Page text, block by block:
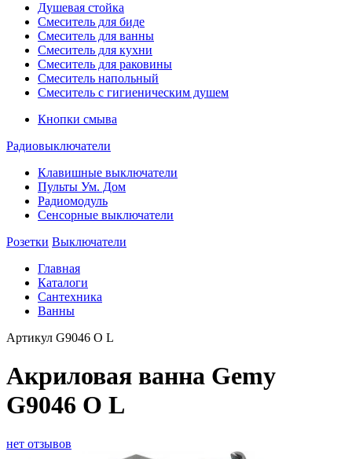
Душевая стойка
Смеситель для биде
Смеситель для ванны
Смеситель для кухни
Смеситель для раковины
Смеситель напольный
Смеситель с гигиеническим душем
Кнопки смыва
Радиовыключатели
Клавишные выключатели
Пульты Ум. Дом
Радиомодуль
Сенсорные выключатели
Розетки Выключатели
Главная
Каталоги
Сантехника
Ванны
Артикул G9046 O L
Акриловая ванна Gemy
G9046 O L
нет отзывов